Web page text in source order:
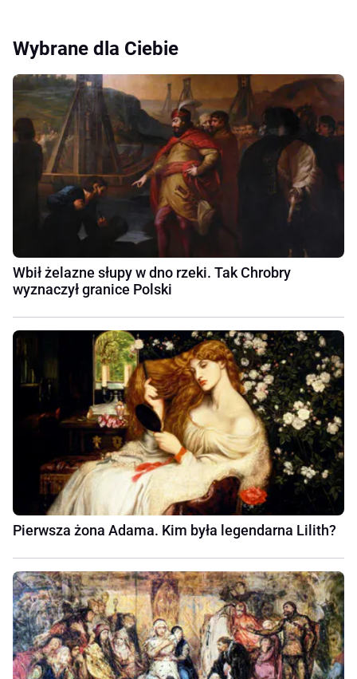
Wybrane dla Ciebie
Wbił żelazne słupy w dno rzeki. Tak Chrobry
wyznaczył granice Polski
Pierwsza żona Adama. Kim była legendarna Lilith?